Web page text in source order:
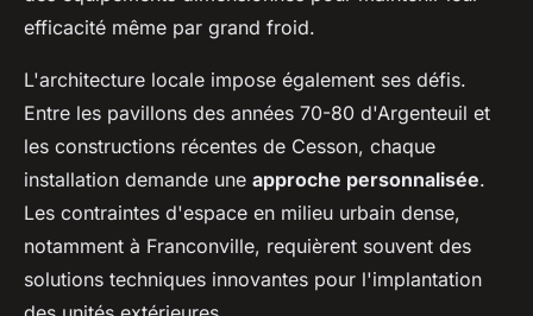
efficacité même par grand froid.
L'architecture locale impose également ses défis.
Entre les pavillons des années 70-80 d'Argenteuil et
les constructions récentes de Cesson, chaque
installation demande une approche personnalisée.
Les contraintes d'espace en milieu urbain dense,
notamment à Franconville, requièrent souvent des
solutions techniques innovantes pour l'implantation